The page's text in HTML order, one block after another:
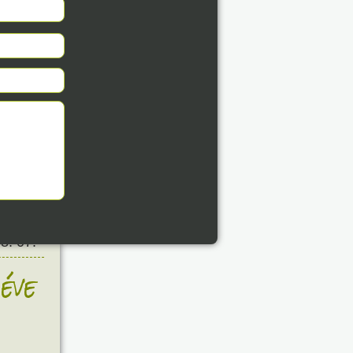
07.
07.
éve